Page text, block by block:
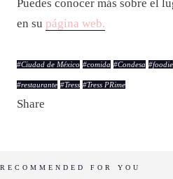
Puedes conocer más sobre el
en su página web.
#Ciudad de México #comida #Condesa #foodie
#restaurante #Tress #Tress PRime
Share
RECOMMENDED FOR YOU